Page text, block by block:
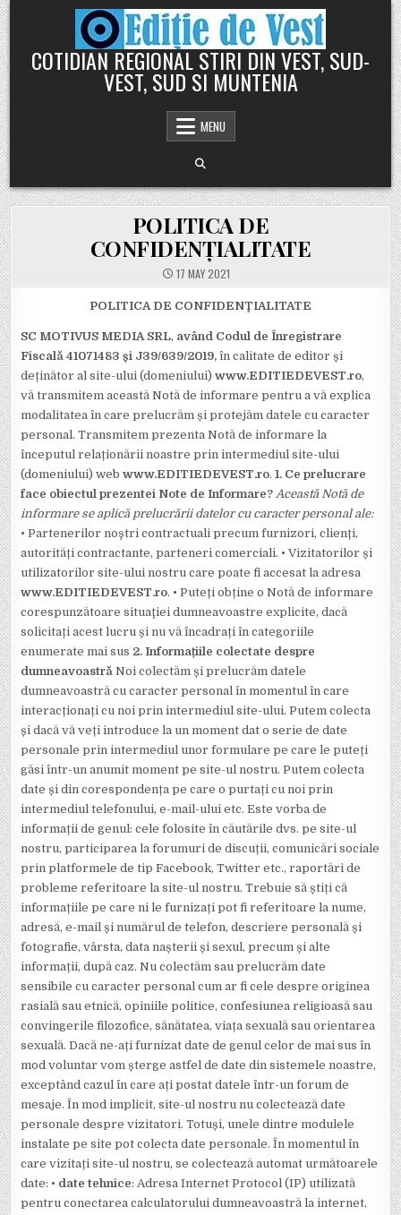
Skip
to
content
COTIDIAN REGIONAL STIRI DIN VEST, SUD-
VEST, SUD SI MUNTENIA
MENU
POLITICA DE
CONFIDENȚIALITATE
17 MAY 2021
POLITICA DE CONFIDENŢIALITATE
SC MOTIVUS MEDIA SRL, având Codul de Înregistrare
Fiscală 41071483 și J39/639/2019,în calitate de editor și
deținător al site-ului (domeniului)www.EDITIEDEVEST.ro,
vă transmitem această Notă de informare pentru a vă explica
modalitatea în care prelucrăm și protejăm datele cu caracter
personal. Transmitem prezenta Notă de informare la
începutul relaționării noastre prin intermediul site-ului
(domeniului) webwww.EDITIEDEVEST.ro.1. Ce prelucrare
face obiectul prezentei Note de Informare? Această Notă de
informare se aplică prelucrării datelor cu caracter personal ale:
• Partenerilor noştri contractuali precum furnizori, clienți,
autorități contractante, parteneri comerciali. • Vizitatorilor și
utilizatorilor site-ului nostru care poate fi accesat la adresa
www.EDITIEDEVEST.ro. • Puteți obține o Notă de informare
corespunzătoare situaţiei dumneavoastre explicite, dacă
solicitați acest lucru și nu vă încadrați în categoriile
enumerate mai sus 2. Informațiile colectate despre
dumneavoastră Noi colectăm și prelucrăm datele
dumneavoastră cu caracter personal în momentul în care
interacționați cu noi prin intermediul site-ului. Putem colecta
și dacă vă veți introduce la un moment dat o serie de date
personale prin intermediul unor formulare pe care le puteți
găsi într-un anumit moment pe site-ul nostru. Putem colecta
date și din corespondența pe care o purtați cu noi prin
intermediul telefonului, e-mail-ului etc. Este vorba de
informații de genul: cele folosite în căutările dvs. pe site-ul
nostru, participarea la forumuri de discuții, comunicări sociale
prin platformele de tip Facebook, Twitter etc., raportări de
probleme referitoare la site-ul nostru. Trebuie să știți că
informațiile pe care ni le furnizați pot fi referitoare la nume,
adresă, e-mail și numărul de telefon, descriere personală și
fotografie, vârsta, data nașterii și sexul, precum și alte
informații, după caz. Nu colectăm sau prelucrăm date
sensibile cu caracter personal cum ar fi cele despre originea
rasială sau etnică, opiniile politice, confesiunea religioasă sau
convingerile filozofice, sănătatea, viața sexuală sau orientarea
sexuală. Dacă ne-ați furnizat date de genul celor de mai sus în
mod voluntar vom șterge astfel de date din sistemele noastre,
exceptând cazul în care ați postat datele într-un forum de
mesaje. În mod implicit, site-ul nostru nu colectează date
personale despre vizitatori. Totuși, unele dintre modulele
instalate pe site pot colecta date personale. În momentul în
care vizitați site-ul nostru, se colectează automat următoarele
date: • date tehnice: Adresa Internet Protocol (IP) utilizată
pentru conectarea calculatorului dumneavoastră la internet,